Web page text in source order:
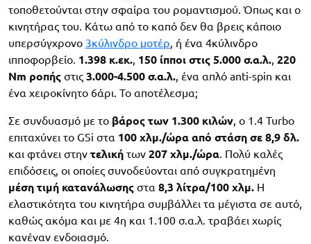
τοποθετούνται στην σφαίρα του ρομαντισμού. Όπως και ο
κινητήρας του. Κάτω από το καπό δεν θα βρεις κάποιο
υπερσύγχρονο 3κύλινδρο μοτέρ, ή ένα 4κύλινδρο
ιπποφορβείο. 1.398 κ.εκ., 150 ίπποι στις 5.000 σ.α.λ., 220
Nm ροπής στις 3.000-4.500 σ.α.λ., ένα απλό anti-spin και
ένα χειροκίνητο 6άρι. Το αποτέλεσμα;
Σε συνδυασμό με το βάρος των 1.300 κιλών, ο 1.4 Turbo
επιταχύνει το GSi στα 100 χλμ./ώρα από στάση σε 8,9 δλ.
και φτάνει στην τελική των 207 χλμ./ώρα. Πολύ καλές
επιδόσεις, οι οποίες συνοδεύονται από συγκρατημένη
μέση τιμή κατανάλωσης στα 8,3 λίτρα/100 χλμ. Η
ελαστικότητα του κινητήρα συμβάλλει τα μέγιστα σε αυτό,
καθώς ακόμα και με 4η και 1.100 σ.α.λ. τραβάει χωρίς
κανέναν ενδοιασμό.